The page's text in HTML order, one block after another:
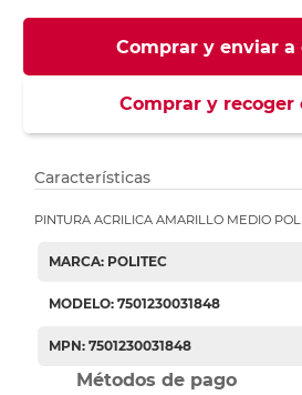
Comprar y enviar
Comprar y recoger
Características
PINTURA ACRILICA AMARILLO MEDIO
MARCA: POLITEC
MODELO: 7501230031848
MPN: 7501230031848
Métodos de pago